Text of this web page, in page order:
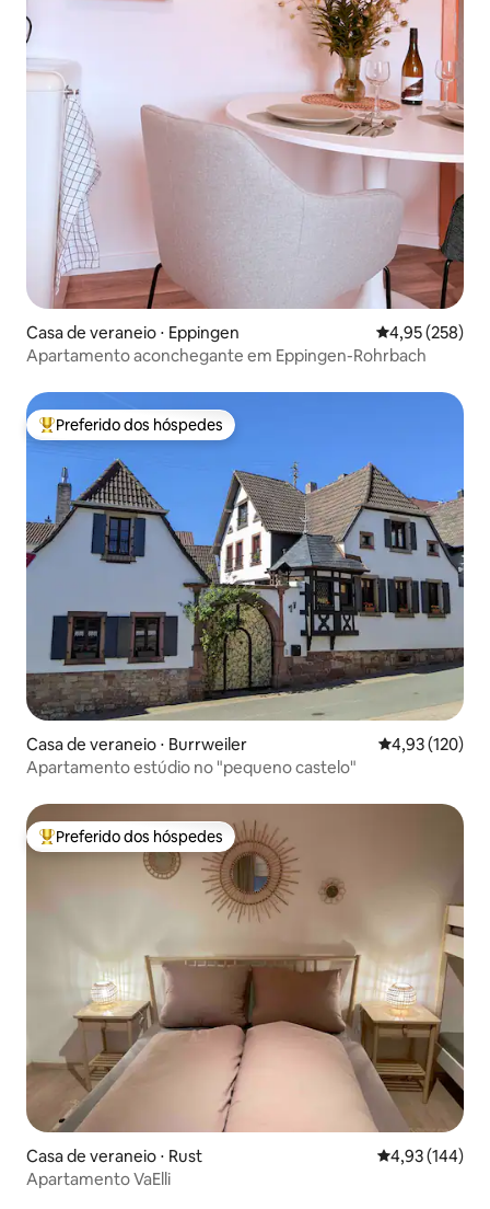
Casa de veraneio ⋅ Eppingen 4,95 de uma
4,95 (258)
Apartamento aconchegante em Eppingen-Rohrbach
Entre os melhores preferidos dos hóspedes
Preferido dos hóspedes
Casa de veraneio ⋅ Burrweiler 4,93 de uma
4,93 (120)
Apartamento estúdio no "pequeno castelo"
Entre os melhores preferidos dos hóspedes
Preferido dos hóspedes
Casa de veraneio ⋅ Rust 4,93 de uma
4,93 (144)
Apartamento VaElli